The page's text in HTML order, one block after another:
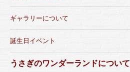
ギャラリーについて
誕生日イベント
うさぎのワンダーランドについて